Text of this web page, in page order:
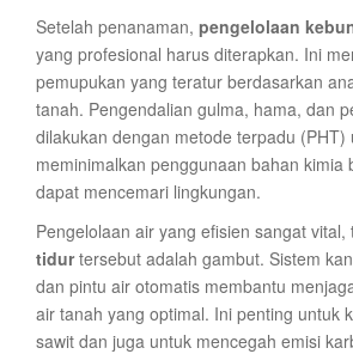
Setelah penanaman, pengelolaan
yang profesional harus diterapkan. Ini
pemupukan yang teratur berdasarkan
tanah. Pengendalian gulma, hama, dan
dilakukan dengan metode terpadu (PHT)
meminimalkan penggunaan bahan kimia
dapat mencemari lingkungan.
Pengelolaan air yang efisien sangat vital,
tidurtersebut adalah gambut. Sistem
dan pintu air otomatis membantu
air tanah yang optimal. Ini penting untuk
sawit dan juga untuk mencegah emisi